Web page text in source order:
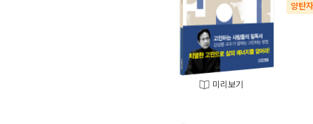
미리보기
양탄